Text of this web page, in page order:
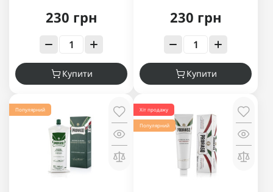
230 грн
Купити
230 грн
Купити
Популярний Хіт продажу
Популярний